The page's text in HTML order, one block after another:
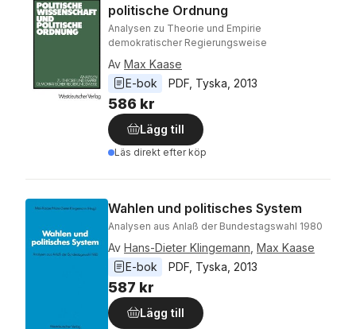
politische Ordnung
Analysen zu Theorie und Empirie
demokratischer Regierungsweise
Av Max Kaase
E-bok
PDF Tyska 2013
586 kr
Lägg till
Läs direkt efter köp
Wahlen und politisches System
Analysen aus Anlaß der Bundestagswahl 1980
Av Hans-Dieter Klingemann Max Kaase
E-bok
PDF Tyska 2013
587 kr
Lägg till